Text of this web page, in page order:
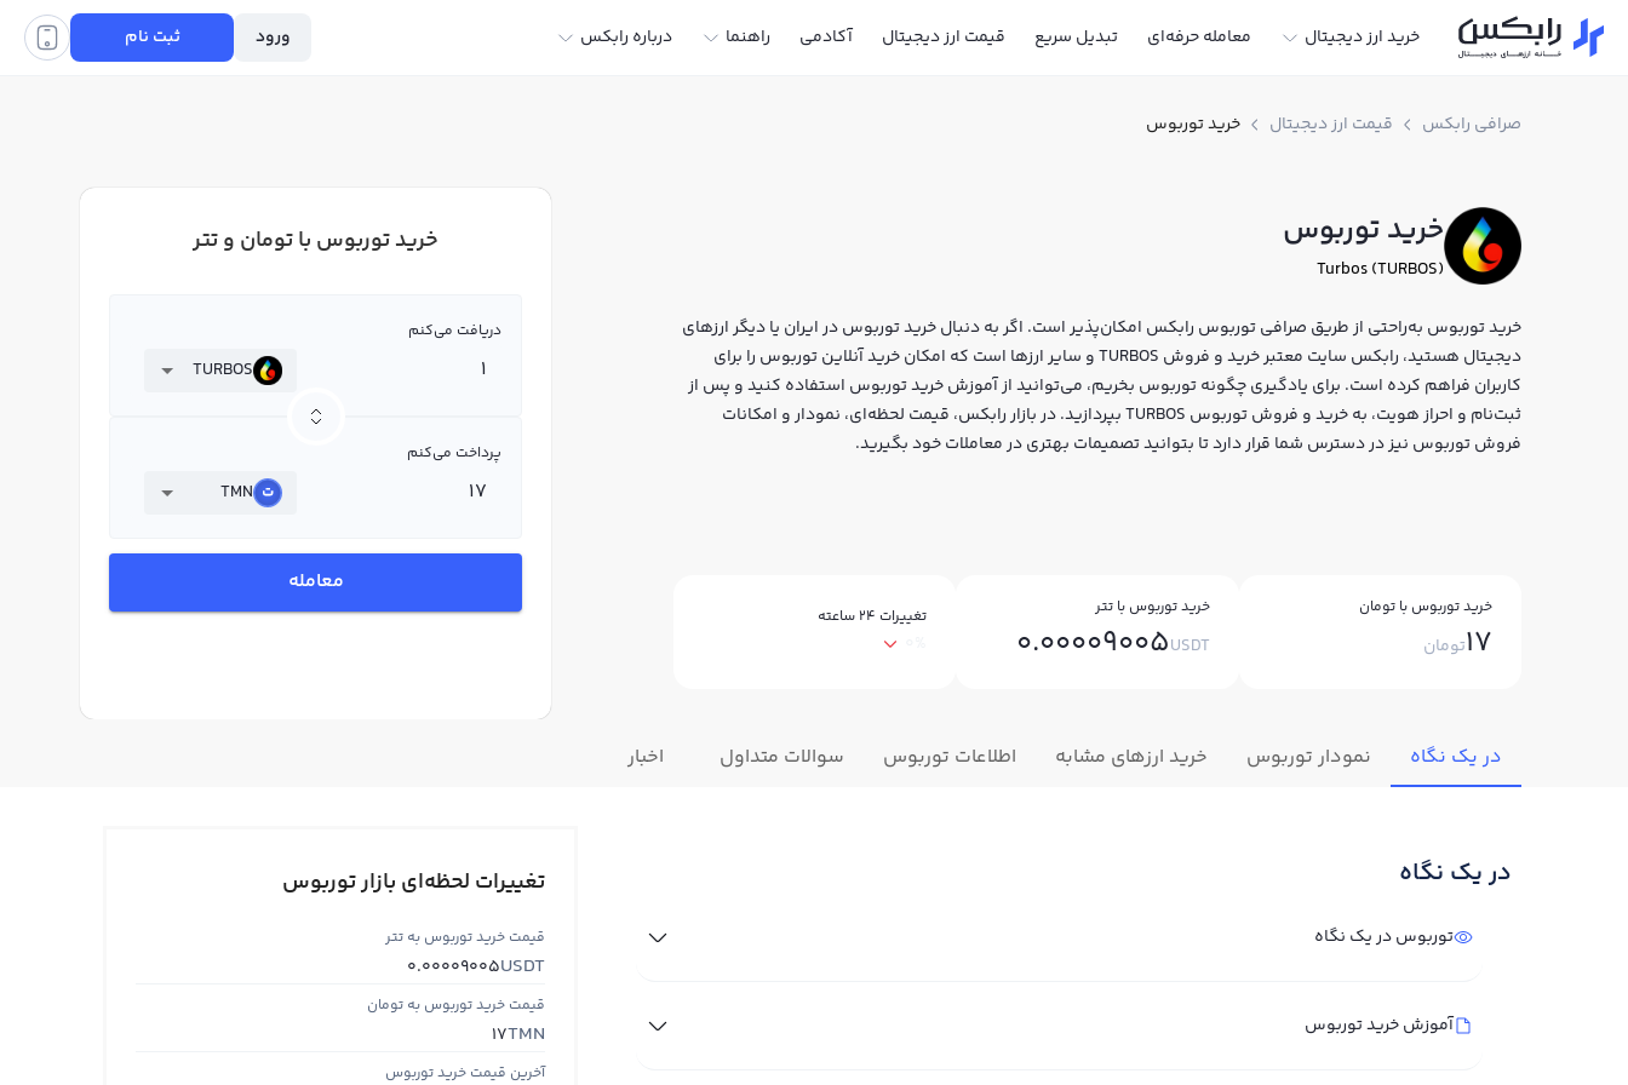
خرید ارز دیجیتال معامله حرفه‌ای تبدیل سریع قیمت ارز دیجیتال آکادمی راهنما درباره رابکس ورود ثبت نام
صرافی رابکس قیمت ارز دیجیتال خرید توربوس
خرید توربوس
Turbos (TURBOS)
خرید توربوس به‌راحتی از طریق صرافی توربوس رابکس امکان‌پذیر است. اگر به دنبال خرید توربوس در ایران یا دیگر ارزهای
دیجیتال هستید، رابکس سایت معتبر خرید و فروش TURBOS و سایر ارزها است که امکان خرید آنلاین توربوس را برای
کاربران فراهم کرده است. برای یادگیری چگونه توربوس بخریم، می‌توانید از آموزش خرید توربوس استفاده کنید و پس از
ثبت‌نام و احراز هویت، به خرید و فروش توربوس TURBOS بپردازید. در بازار رابکس، قیمت لحظه‌ای، نمودار و امکانات
فروش توربوس نیز در دسترس شما قرار دارد تا بتوانید تصمیمات بهتری در معاملات خود بگیرید.
خرید توربوس با تومان
17تومان
خرید توربوس با تتر
0.00009005USDT
تغییرات ۲۴ ساعته
خرید توربوس با تومان و تتر
دریافت می‌کنم
TURBOS
پرداخت می‌کنم
TMN
معامله
در یک نگاه نمودار توربوس خرید ارزهای مشابه اطلاعات توربوس سوالات متداول اخبار
در یک نگاه
توربوس در یک نگاه
آموزش خرید توربوس
تغییرات لحظه‌ای بازار توربوس
قیمت خرید توربوس به تتر
USDT
0.00009005
قیمت خرید توربوس به تومان
TMN
17
آخرین قیمت خرید توربوس